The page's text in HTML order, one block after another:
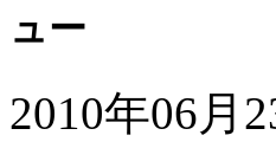
ュー
2010年06月